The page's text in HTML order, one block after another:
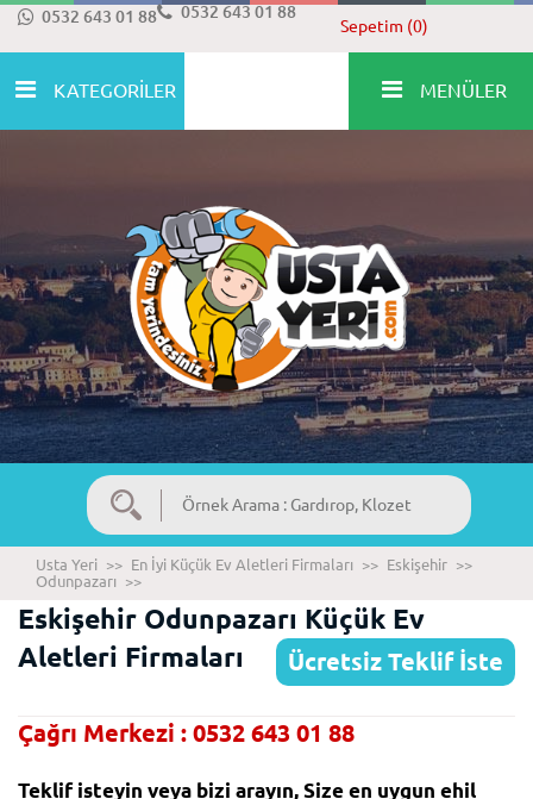
0532 643 01 88 0532 643 01 88
Sepetim (0)
KATEGORİLER MENÜLER
Usta Yeri >> En İyi Küçük Ev Aletleri Firmaları >> Eskişehir >>
Odunpazarı
>>
Eskişehir Odunpazarı Küçük Ev
Aletleri Firmaları
Ücretsiz Teklif İste
Çağrı Merkezi : 0532 643 01 88
Teklif isteyin veya bizi arayın, Size en uygun ehil